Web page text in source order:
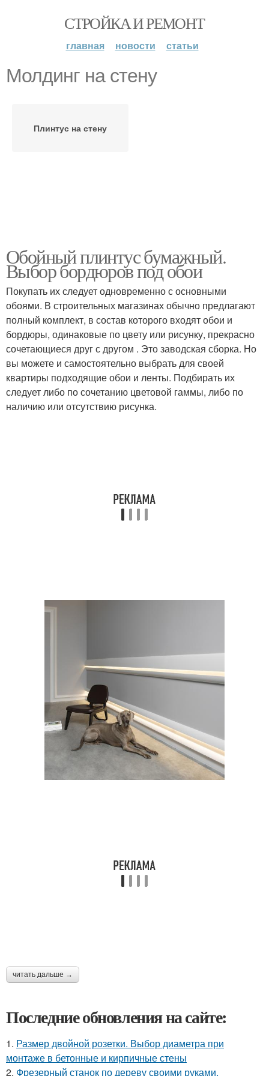
СТРОЙКА И РЕМОНТ
главная новости статьи
Молдинг на стену
Плинтус на стену
Обойный плинтус бумажный.
Выбор бордюров под обои
Покупать их следует одновременно с основными
обоями. В строительных магазинах обычно предлагают
полный комплект, в состав которого входят обои и
бордюры, одинаковые по цвету или рисунку, прекрасно
сочетающиеся друг с другом . Это заводская сборка. Но
вы можете и самостоятельно выбрать для своей
квартиры подходящие обои и ленты. Подбирать их
следует либо по сочетанию цветовой гаммы, либо по
наличию или отсутствию рисунка.
читать дальше →
Последние обновления на сайте:
1. Размер двойной розетки. Выбор диаметра при
монтаже в бетонные и кирпичные стены
2. Фрезерный станок по дереву своими руками.